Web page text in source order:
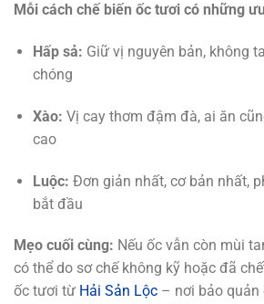
Mỗi cách chế biến ốc tươi có những
Hấp sả: Giữ vị nguyên bản, không
chóng
Xào: Vị cay thơm đậm đà, ai ăn
cao
Luộc: Đơn giản nhất, cơ bản nhất,
bắt đầu
Mẹo cuối cùng: Nếu ốc vẫn còn mùi
có thể do sơ chế không kỹ hoặc đã
ốc tươi từ Hải Sản Lộc – nơi bảo quản